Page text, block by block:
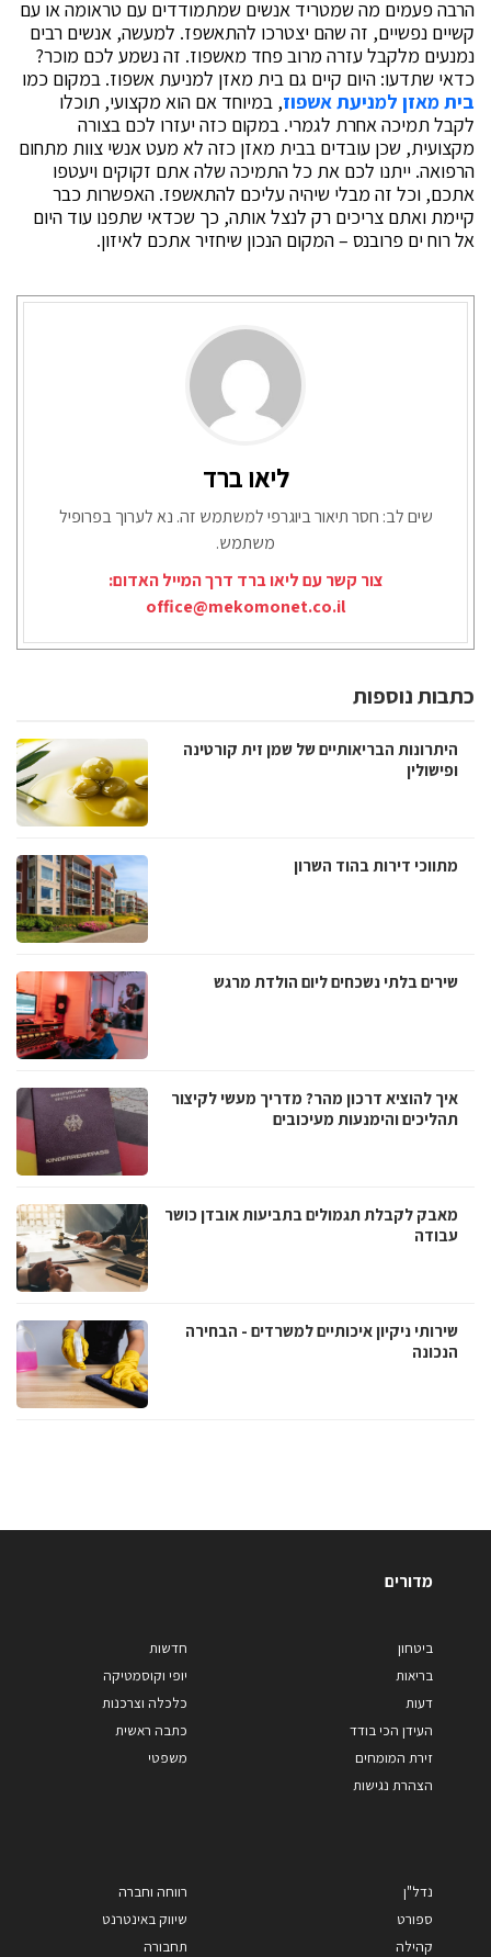
הרבה פעמים מה שמטריד אנשים שמתמודדים עם טראומה או עם
קשיים נפשיים, זה שהם יצטרכו להתאשפז. למעשה, אנשים רבים
נמנעים מלקבל עזרה מרוב פחד מאשפוז. זה נשמע לכם מוכר?
כדאי שתדעו: היום קיים גם בית מאזן למניעת אשפוז. במקום כמו
בית מאזן למניעת אשפוז, במיוחד אם הוא מקצועי, תוכלו
לקבל תמיכה אחרת לגמרי. במקום כזה יעזרו לכם בצורה
מקצועית, שכן עובדים בבית מאזן כזה לא מעט אנשי צוות מתחום
הרפואה. ייתנו לכם את כל התמיכה שלה אתם זקוקים ויעטפו
אתכם, וכל זה מבלי שיהיה עליכם להתאשפז. האפשרות כבר
קיימת ואתם צריכים רק לנצל אותה, כך שכדאי שתפנו עוד היום
אל רוח ים פרובנס – המקום הנכון שיחזיר אתכם לאיזון.
ליאו ברד
שים לב: חסר תיאור ביוגרפי למשתמש זה. נא לערוך בפרופיל
משתמש.
צור קשר עם ליאו ברד דרך המייל האדום:
office@mekomonet.co.il
כתבות נוספות
היתרונות הבריאותיים של שמן זית קורטינה
ופישולין
מתווכי דירות בהוד השרון
שירים בלתי נשכחים ליום הולדת מרגש
איך להוציא דרכון מהר? מדריך מעשי לקיצור
תהליכים והימנעות מעיכובים
מאבק לקבלת תגמולים בתביעות אובדן כושר
עבודה
שירותי ניקיון איכותיים למשרדים - הבחירה
הנכונה
מדורים
ביטחון
בריאות
דעות
העידן הכי בודד
זירת המומחים
הצהרת נגישות
חדשות
יופי וקוסמטיקה
כלכלה וצרכנות
כתבה ראשית
משפטי
נדל"ן
ספורט
קהילה
רווחה וחברה
שיווק באינטרנט
תחבורה